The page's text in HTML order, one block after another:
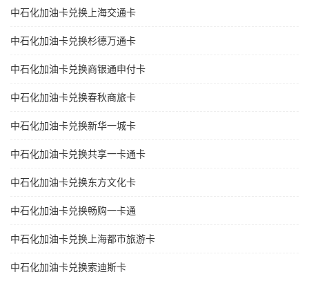
中石化加油卡兑换上海交通卡
中石化加油卡兑换杉德万通卡
中石化加油卡兑换商银通申付卡
中石化加油卡兑换春秋商旅卡
中石化加油卡兑换新华一城卡
中石化加油卡兑换共享一卡通卡
中石化加油卡兑换东方文化卡
中石化加油卡兑换畅购一卡通
中石化加油卡兑换上海都市旅游卡
中石化加油卡兑换索迪斯卡